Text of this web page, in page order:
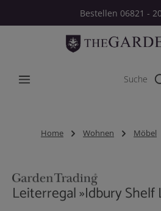
Zum Hauptinhalt springen
Bestellen 06821 -
Home Wohnen Möbel
Leiterregal »Idbury Shelf